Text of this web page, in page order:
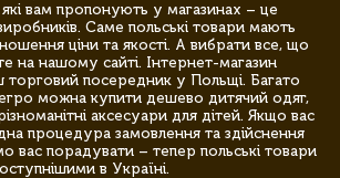
вам пропонують у магазинах – це
Саме польські товари мають
ціни та якості. А вибрати все, що
на нашому сайті. Інтернет-магазин
торговий посередник у Польщі. Багато
можна купити дешево дитячий одяг,
аксесуари для дітей. Якщо вас
процедура замовлення та здійснення
вас порадувати – тепер польські товари
в Україні.